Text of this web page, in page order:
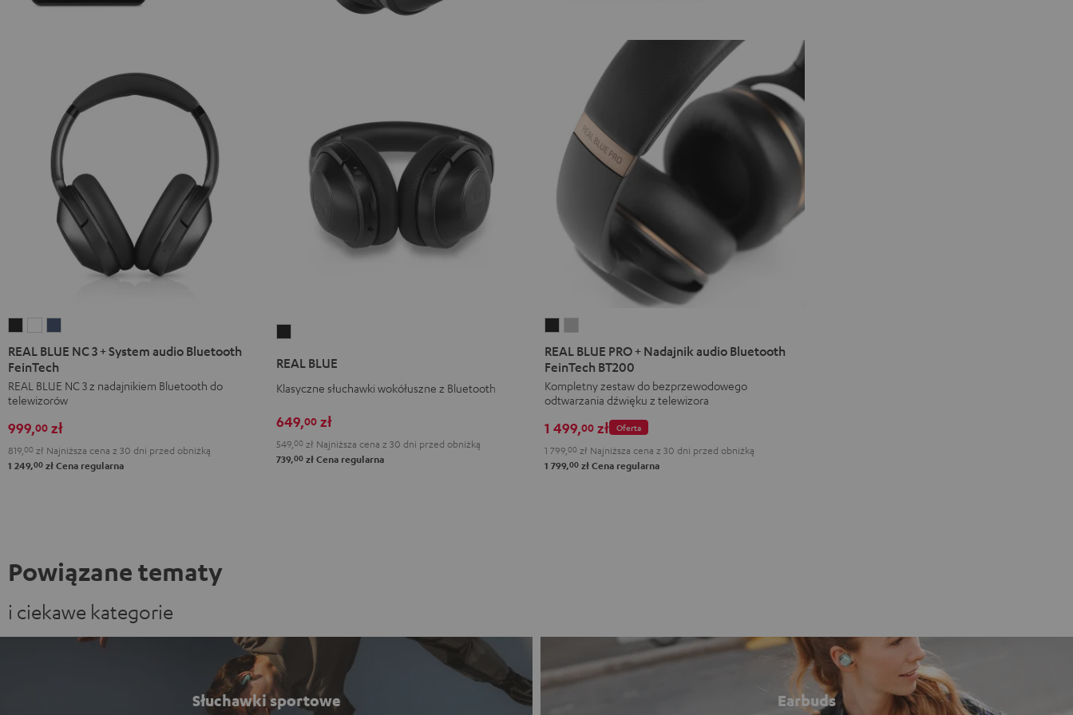
BLUE
NC
3
+
System
Bluetooth
BLUE
NC
3
+
System
Bluetooth
BLUE
3
+
System
Bluetooth
REAL BLUE NC 3 + System audio Bluetooth
FeinTech
REAL BLUE NC 3 z nadajnikiem Bluetooth do
telewizorów
999,00 zł
819, 00 zł Najniższa cena z 30 dni przed obniżką
1 249,00 zł Cena regularna
Night
Black
REAL BLUE
Klasyczne słuchawki wokółuszne z Bluetooth
649,00 zł
549, 00 zł Najniższa cena z 30 dni przed obniżką
739,00 zł Cena regularna
BLUE
PRO
+
Nadajnik
audio
FeinTech
BLUE
PRO
+
Nadajnik
audio
FeinTech
REAL BLUE PRO + Nadajnik audio Bluetooth
FeinTech BT200
Kompletny zestaw do bezprzewodowego
odtwarzania dźwięku z telewizora
Oferta
1 499,00 zł
1 799, 00 zł Najniższa cena z 30 dni przed obniżką
1 799,00 zł Cena regularna
Powiązane tematy
i ciekawe kategorie
Słuchawki sportowe Earbuds